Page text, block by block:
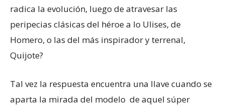
radica la evolución, luego de atravesar las
peripecias clásicas del héroe a lo Ulises, de
Homero, o las del más inspirador y terrenal,
Quijote?
Tal vez la respuesta encuentra una llave cuando se
aparta la mirada del modelo de aquel súper